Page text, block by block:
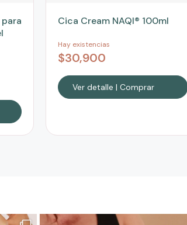
Cica Cream NAQI® 100ml
Hay existencias
$30,900
Ver detalle | Comprar